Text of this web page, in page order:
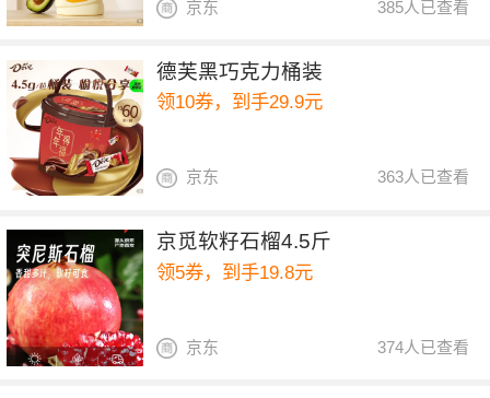
385人已查看
京东
德芙黑巧克力桶装
领10券，到手29.9元
363人已查看
京东
京觅软籽石榴4.5斤
领5券，到手19.8元
374人已查看
京东